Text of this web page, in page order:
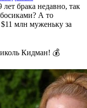
брака недавно, так
А то
млн муженьку за
Кидман! 💰